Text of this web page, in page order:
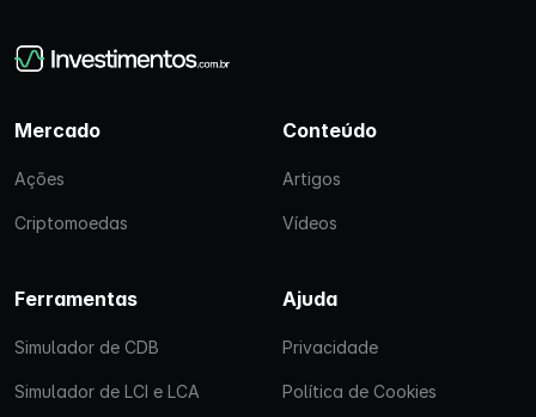
Mercado
Ações
Criptomoedas
Conteúdo
Artigos
Vídeos
Ferramentas
Simulador de CDB
Simulador de LCI e LCA
Ajuda
Privacidade
Política de Cookies